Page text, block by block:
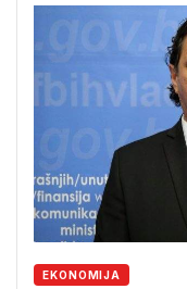
EKONOMIJA